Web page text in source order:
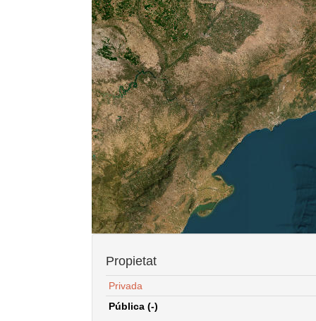
Propietat
Privada
Pública (-)